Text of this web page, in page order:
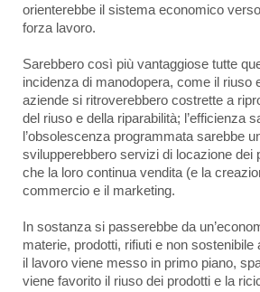
orienterebbe il sistema economico
forza lavoro.
Sarebbero così più vantaggiose tutte
incidenza di manodopera, come il riuso
aziende si ritroverebbero costrette a
del riuso e della riparabilità; l’efficienza
l’obsolescenza programmata sarebbe
svilupperebbero servizi di locazione dei
che la loro continua vendita (e la
commercio e il marketing.
In sostanza si passerebbe da
materie, prodotti, rifiuti e non sostenibile
il lavoro viene messo in primo piano,
viene favorito il riuso dei prodotti e la